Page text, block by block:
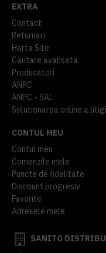
EXTRA
Contact
Returnari
Harta Site
Cautare avansata
Producatori
ANPC
ANPC - SAL
Solutionarea online a
CONTUL MEU
Contul meu
Comenzile mele
Puncte de fidelitate
Discount progresiv
Favorite
Adresele mele
SANITO